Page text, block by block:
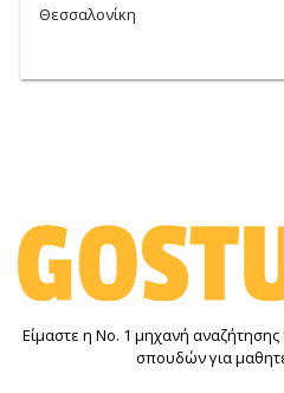
Θεσσαλονίκη
Είμαστε η Νο. 1 μηχανή
σπουδών για